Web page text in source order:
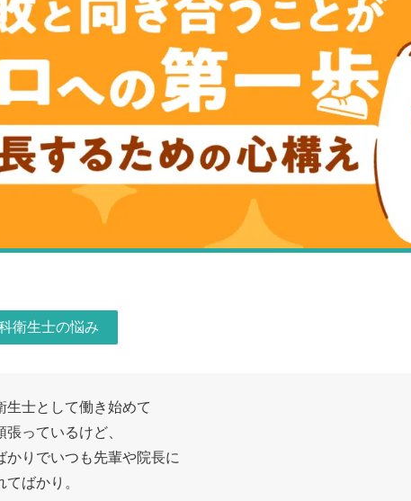
衛生士の悩み
生士として働き始めて
張っているけど、
かりでいつも先輩や院長に
てばかり。